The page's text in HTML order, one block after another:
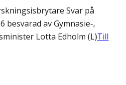
Svar på
besvarad av Gymnasie-,
Lotta Edholm (L)Till